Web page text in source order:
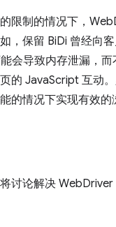
限制的情况下，
，保留 BiDi 曾经向
会导致内存泄漏，而
的 JavaScript 互动
的情况下实现有效的
讨论解决 WebDriver